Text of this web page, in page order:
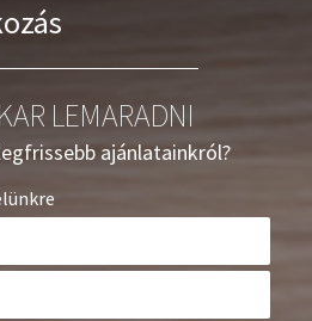
LEMARADNI
ajánlatainkról?